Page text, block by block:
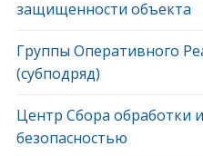
защищенности объекта
Группы Оперативного
(субподряд)
Центр Сбора обработки
безопасностью